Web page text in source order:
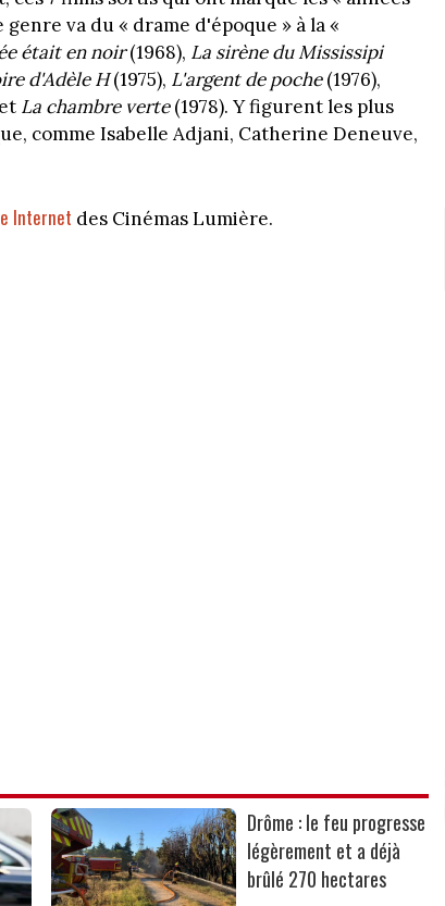
va du « drame d'époque » à la «
était en noir(1968), La sirène du Mississipi
d'Adèle H(1975), L'argent de poche(1976),
La chambre verte(1978). Y figurent les plus
comme Isabelle Adjani, Catherine Deneuve,
Internet des Cinémas Lumière.
Drôme : le feu progresse
légèrement et a déjà
brûlé 270 hectares